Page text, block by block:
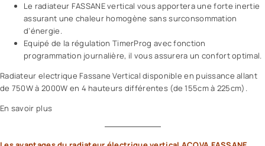
Le radiateur FASSANE vertical vous apportera une forte inertie
assurant une chaleur homogène sans surconsommation
d’énergie.
Equipé de la régulation TimerProg avec fonction
programmation journalière, il vous assurera un confort optimal.
Radiateur electrique Fassane Vertical disponible en puissance allant
de 750W à 2000W en 4 hauteurs différentes (de 155cm à 225cm).
En savoir plus